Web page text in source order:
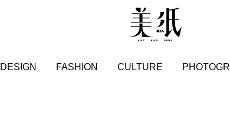
DESIGN FASHION CULTURE